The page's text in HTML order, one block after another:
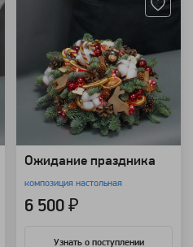
Ожидание праздника
композиция настольная
6 500 ₽
Узнать о поступлении